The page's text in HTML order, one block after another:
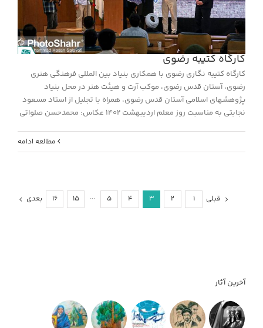
کارگاه کتیبه رضوی
کارگاه کتیبه نگاری رضوی با همکاری بنیاد بین المللی فرهنگی هنری
رضوی، آستان قدس رضوی، موکب آرت و هیئت هنر در محل بنیاد
پژوهشهای اسلامی آستان قدس رضوی، همراه با تجلیل از استاد مسعود
نجابتی به مناسبت روز معلم اردیبهشت 1402 عکاس: محمدحسن صلواتی
مطالعه ادامه
قبلی 1
2
3
4
5
···
15
16 بعدی
آخرین آثار